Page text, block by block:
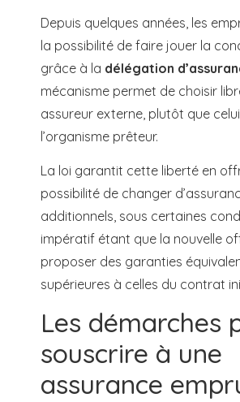
Depuis quelques années, les
la possibilité de faire jouer la
grâce à la délégation
mécanisme permet de choisir
assureur externe, plutôt que
l’organisme prêteur.
La loi garantit cette liberté en
possibilité de changer
additionnels, sous certaines
impératif étant que la nouvelle
proposer des garanties
supérieures à celles du contrat
Les démarches
souscrire à une
assurance